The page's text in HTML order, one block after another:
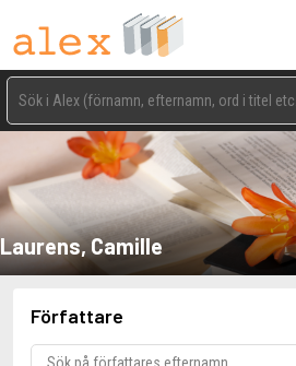
Laurens, Camille
Författare